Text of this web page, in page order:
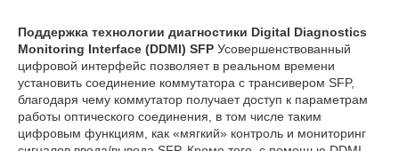
Поддержка технологии диагностики Digital Diagnostics
Monitoring Interface (DDMI) SFP Усовершенствованный
цифровой интерфейс позволяет в реальном времени
установить соединение коммутатора с трансивером SFP,
благодаря чему коммутатор получает доступ к параметрам
работы оптического соединения, в том числе таким
цифровым функциям, как «мягкий» контроль и мониторинг